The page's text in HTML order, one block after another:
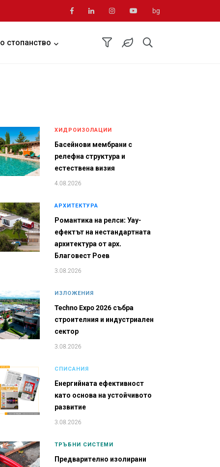
bg
стопанство
ХИДРОИЗОЛАЦИИ
Басейнови мембрани с
релефна структура и
естествена визия
4.08.2026
АРХИТЕКТУРА
Романтика на релси: Уау-
ефектът на нестандартната
архитектура от арх.
Благовест Роев
3.08.2026
ИЗЛОЖЕНИЯ
Techno Expo 2026 събра
строителния и индустриален
сектор
3.08.2026
СПИСАНИЯ
Енергийната ефективност
като основа на устойчивото
развитие
3.08.2026
ТРЪБНИ СИСТЕМИ
Предварително изолирани